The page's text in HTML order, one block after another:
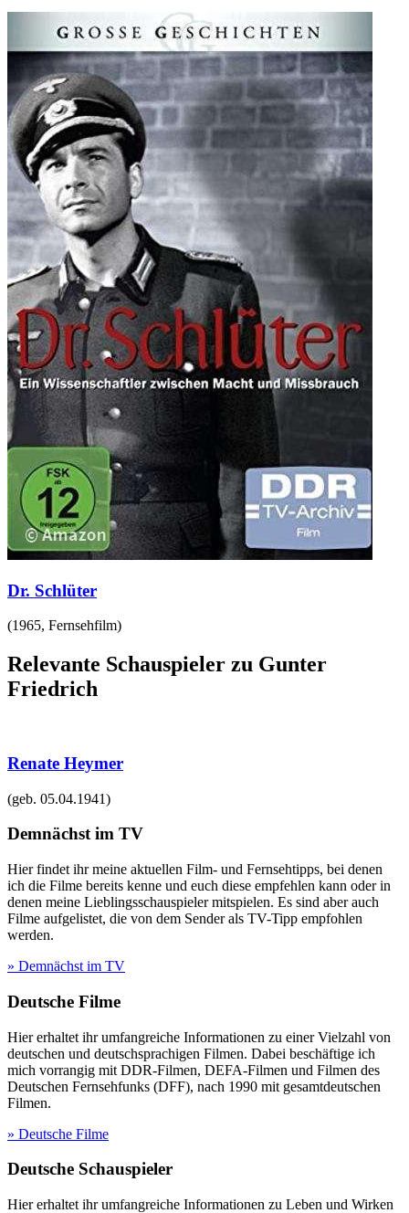
Dr. Schlüter
(1965, Fernsehfilm)
Relevante Schauspieler zu Gunter
Friedrich
Renate Heymer
(geb. 05.04.1941)
Demnächst im TV
Hier findet ihr meine aktuellen Film- und Fernsehtipps, bei denen
ich die Filme bereits kenne und euch diese empfehlen kann oder in
denen meine Lieblingsschauspieler mitspielen. Es sind aber auch
Filme aufgelistet, die von dem Sender als TV-Tipp empfohlen
werden.
» Demnächst im TV
Deutsche Filme
Hier erhaltet ihr umfangreiche Informationen zu einer Vielzahl von
deutschen und deutschsprachigen Filmen. Dabei beschäftige ich
mich vorrangig mit DDR-Filmen, DEFA-Filmen und Filmen des
Deutschen Fernsehfunks (DFF), nach 1990 mit gesamtdeutschen
Filmen.
» Deutsche Filme
Deutsche Schauspieler
Hier erhaltet ihr umfangreiche Informationen zu Leben und Wirken